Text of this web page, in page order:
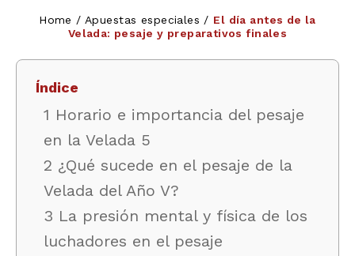
Home / Apuestas especiales / El día antes de la
Velada: pesaje y preparativos finales
Índice
1 Horario e importancia del pesaje
en la Velada 5
2 ¿Qué sucede en el pesaje de la
Velada del Año V?
3 La presión mental y física de los
luchadores en el pesaje